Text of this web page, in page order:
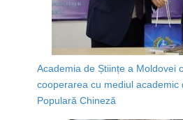
Academia de Științe a Moldovei
cooperarea cu mediul academic
Populară Chineză